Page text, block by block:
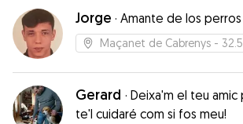
comunicación conmigo
recomendable.”
Jorge · Amante de los perros
Maçanet de Cabrenys -
Gerard · Deixa'm el teu amic
te'l cuidaré com si fos meu!